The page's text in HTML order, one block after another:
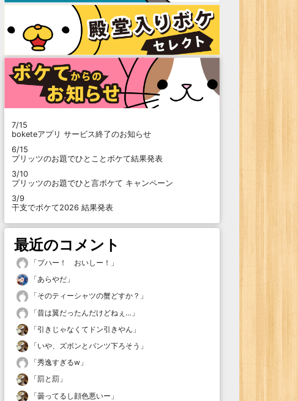
7/15
boketeアプリ サービス終了のお知らせ
6/15
プリッツのお題でひとことボケて結果発表
3/10
プリッツのお題でひと言ボケて キャンペーン
3/9
干支でボケて2026 結果発表
最近のコメント
「プハー！ おいしー！ 」
「あらやだ 」
「そのティーシャツの蟹どすか？ 」
「昔は翼だったんだけどねぇ… 」
「引きじゃなくてドン引きやん 」
「いや、ズボンとパンツ下ろそう 」
「秀逸すぎるw 」
「罰と罰 」
「曇ってるし顔色悪いー 」